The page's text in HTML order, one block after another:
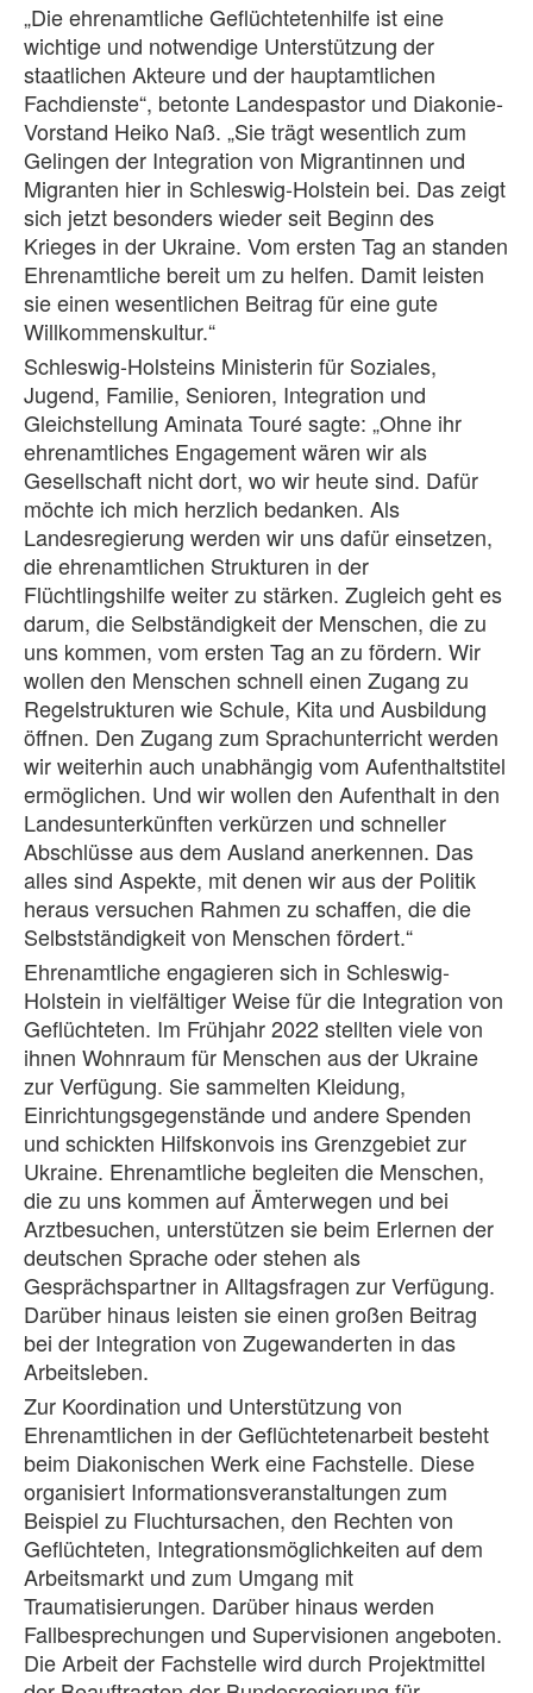
„Die ehrenamtliche Geflüchtetenhilfe ist eine
wichtige und notwendige Unterstützung der
staatlichen Akteure und der hauptamtlichen
Fachdienste“, betonte Landespastor und Diakonie-
Vorstand Heiko Naß. „Sie trägt wesentlich zum
Gelingen der Integration von Migrantinnen und
Migranten hier in Schleswig-Holstein bei. Das zeigt
sich jetzt besonders wieder seit Beginn des
Krieges in der Ukraine. Vom ersten Tag an standen
Ehrenamtliche bereit um zu helfen. Damit leisten
sie einen wesentlichen Beitrag für eine gute
Willkommenskultur.“
Schleswig-Holsteins Ministerin für Soziales,
Jugend, Familie, Senioren, Integration und
Gleichstellung Aminata Touré sagte: „Ohne ihr
ehrenamtliches Engagement wären wir als
Gesellschaft nicht dort, wo wir heute sind. Dafür
möchte ich mich herzlich bedanken. Als
Landesregierung werden wir uns dafür einsetzen,
die ehrenamtlichen Strukturen in der
Flüchtlingshilfe weiter zu stärken. Zugleich geht es
darum, die Selbständigkeit der Menschen, die zu
uns kommen, vom ersten Tag an zu fördern. Wir
wollen den Menschen schnell einen Zugang zu
Regelstrukturen wie Schule, Kita und Ausbildung
öffnen. Den Zugang zum Sprachunterricht werden
wir weiterhin auch unabhängig vom Aufenthaltstitel
ermöglichen. Und wir wollen den Aufenthalt in den
Landesunterkünften verkürzen und schneller
Abschlüsse aus dem Ausland anerkennen. Das
alles sind Aspekte, mit denen wir aus der Politik
heraus versuchen Rahmen zu schaffen, die die
Selbstständigkeit von Menschen fördert.“
Ehrenamtliche engagieren sich in Schleswig-
Holstein in vielfältiger Weise für die Integration von
Geflüchteten. Im Frühjahr 2022 stellten viele von
ihnen Wohnraum für Menschen aus der Ukraine
zur Verfügung. Sie sammelten Kleidung,
Einrichtungsgegenstände und andere Spenden
und schickten Hilfskonvois ins Grenzgebiet zur
Ukraine. Ehrenamtliche begleiten die Menschen,
die zu uns kommen auf Ämterwegen und bei
Arztbesuchen, unterstützen sie beim Erlernen der
deutschen Sprache oder stehen als
Gesprächspartner in Alltagsfragen zur Verfügung.
Darüber hinaus leisten sie einen großen Beitrag
bei der Integration von Zugewanderten in das
Arbeitsleben.
Zur Koordination und Unterstützung von
Ehrenamtlichen in der Geflüchtetenarbeit besteht
beim Diakonischen Werk eine Fachstelle. Diese
organisiert Informationsveranstaltungen zum
Beispiel zu Fluchtursachen, den Rechten von
Geflüchteten, Integrationsmöglichkeiten auf dem
Arbeitsmarkt und zum Umgang mit
Traumatisierungen. Darüber hinaus werden
Fallbesprechungen und Supervisionen angeboten.
Die Arbeit der Fachstelle wird durch Projektmittel